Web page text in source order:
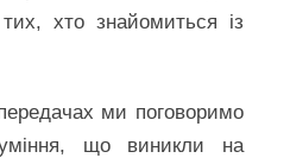
хто знайомиться із
ми поговоримо
що виникли на